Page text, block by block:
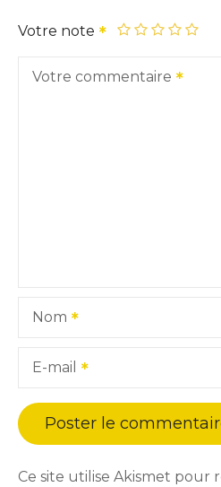
Votre note
Votre commentaire
Nom
E-mail
Ce site utilise Akismet pour